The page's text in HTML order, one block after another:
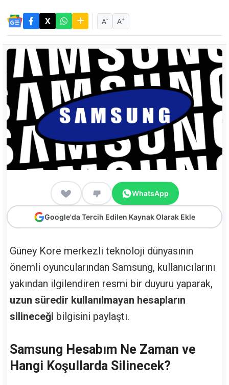
A- A+
WhatsApp
Google'da Tercih Edilen Kaynak Olarak Ekle
Güney Kore merkezli teknoloji dünyasının
önemli oyuncularından Samsung, kullanıcılarını
yakından ilgilendiren resmi bir duyuru yaparak,
uzun süredir kullanılmayan hesapların
silineceği bilgisini paylaştı.
Samsung Hesabım Ne Zaman ve
Hangi Koşullarda Silinecek?